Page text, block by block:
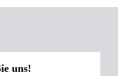
uns!